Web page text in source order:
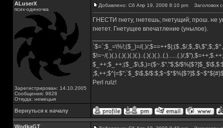
ALuserX
псих-одиночка
Зарегистрирован: 14.10.2005
Сообщения: 9828
Откуда: немецыя
Добавлено: Сб Апр 19, 2008 8:10 pm Заголовок
ГНЕСТИ гнету, гнетешь; гнетущий; прош. не
гнетет. Гнетущее впечатление (унылое).
`$=`;$_=\%!;($_)=/(.)/;$==++$|;($.,$/
$!=~/(.)(.).(.)(.)(.)(.)..(.)(.)(.)..(.)......(.)/
$_++;$_++;($_,$\,$,)=($~.$"."$;$/
;$,++;$^|=$";`$_$\$,$/
Perl rulz!
Вернуться к началу
WodkaGT